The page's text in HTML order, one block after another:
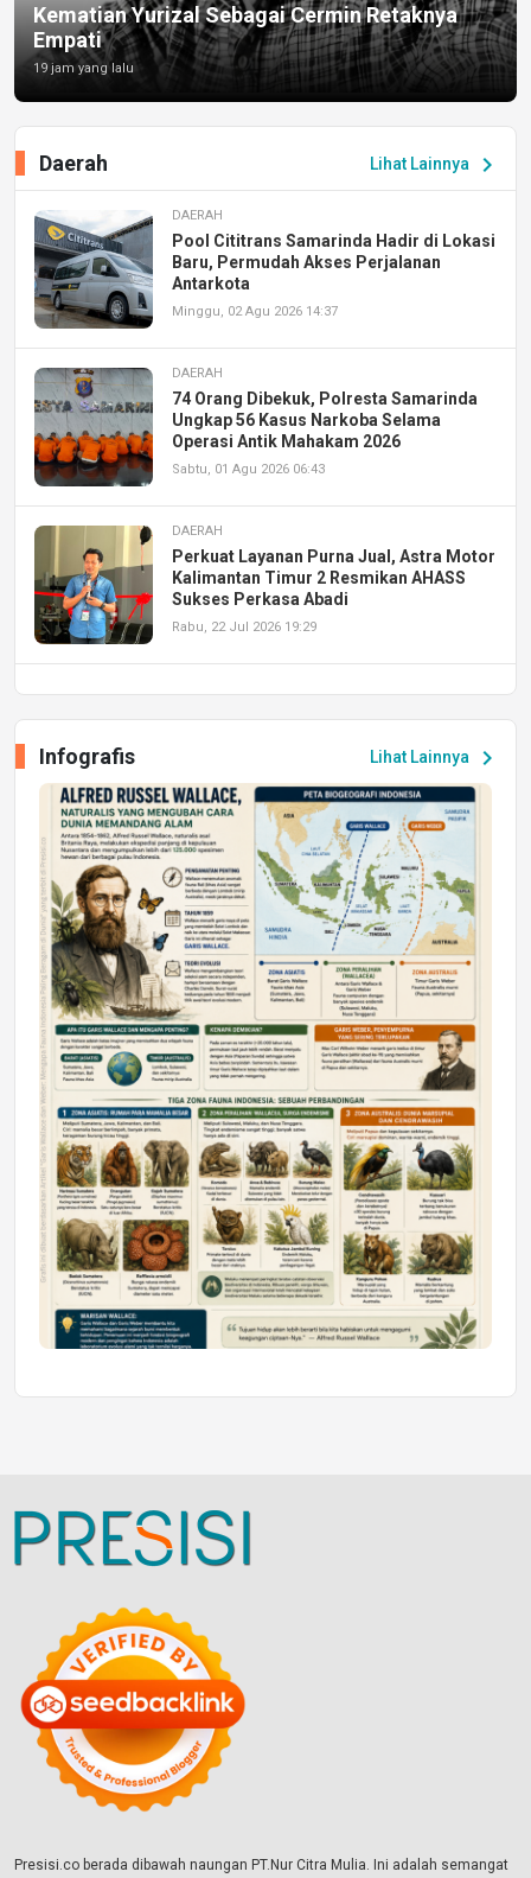
Kematian Yurizal Sebagai Cermin Retaknya
Empati
19 jam yang lalu
Lihat Lainnya chevron_right
Daerah
DAERAH
Pool Cititrans Samarinda Hadir di Lokasi
Baru, Permudah Akses Perjalanan
Antarkota
Minggu, 02 Agu 2026 14:37
DAERAH
74 Orang Dibekuk, Polresta Samarinda
Ungkap 56 Kasus Narkoba Selama
Operasi Antik Mahakam 2026
Sabtu, 01 Agu 2026 06:43
DAERAH
Perkuat Layanan Purna Jual, Astra Motor
Kalimantan Timur 2 Resmikan AHASS
Sukses Perkasa Abadi
Rabu, 22 Jul 2026 19:29
Peluang Kerja dan Magang
Jumat, 17 Jul 2026 22:30
DAERAH
Astra Motor Kalimantan Timur 2 Dukung
Mahasiswa Samarinda dalam Astra
Honda SDGs Future Leaders 2026
Jumat, 10 Jul 2026 19:01
Lihat Lainnya chevron_right
Infografis
Presisi.co berada dibawah naungan PT.Nur Citra Mulia. Ini adalah semangat